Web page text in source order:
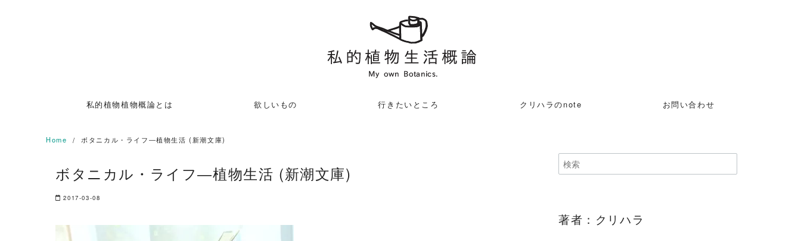
私的植物植物概論とは 欲しいもの 行きたいところ クリハラのnote お問い合わせ
Home ボタニカル・ライフ―植物生活 (新潮文庫)
ボタニカル・ライフ―植物生活 (新潮文庫)
2017-03-08
著者：クリハラ